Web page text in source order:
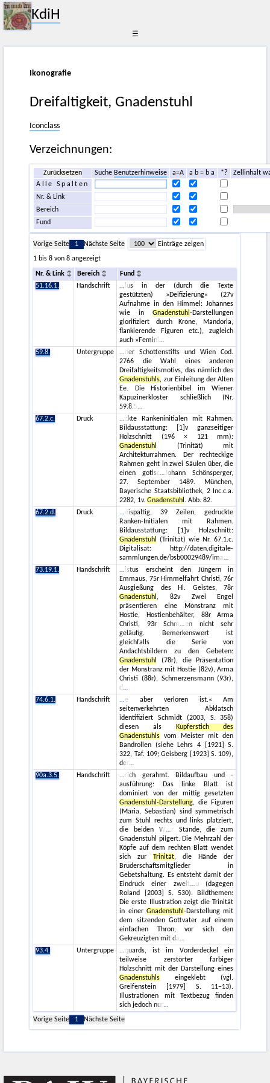
KdiH
☰
Ikonografie
Dreifaltigkeit, Gnadenstuhl
Iconclass
Verzeichnungen:
Zurücksetzen Suche Benutzerhinweise a=A a b = b a *?
Zellinhalt
Alle Spalten
Nr. & Link
Bereich
Fund
Vorige Seite 1 Nächste Seite
Einträge zeigen
1 bis 8 von 8 angezeigt
Nr. & Link Bereich
Fund
51.16.1.
Handschrift
lus in der (durch die Texte
gestützten) »Deifizierung« (27v
Aufnahme in den Himmel: Johannes
wie inGnadenstuhl-Darstellungen
glorifiziert durch Krone, Mandorla,
flankierende Figuren etc.), zugleich
auch »Femini
59.8.
Untergruppe
ner Schottenstifts und Wien Cod.
2766 die Wahl eines anderen
Dreifaltigkeitsmotivs, das nämlich des
Gnadenstuhls, zur Einleitung der Alten
Ee. Die Historienbibel im Wiener
Kapuzinerkloster schließlich (Nr.
59.8.5
67.2.c.
Druck
ckte Rankeninitialen mit Rahmen.
Bildausstattung: [1]v ganzseitiger
Holzschnitt (196 × 121 mm):
Gnadenstuhl
(Trinität) mit
Architekturrahmen. Der rechteckige
Rahmen geht in zwei Säulen über, die
einen gotisc
Johann Schönsperger,
27. September 1489. München,
Bayerische Staatsbibliothek, 2 Inc.c.a.
2282, 1v.Gnadenstuhl. Abb. 82.
67.2.d.
Druck
eispaltig, 39 Zeilen, gedruckte
Ranken-Initialen mit Rahmen.
Bildausstattung: [1]v Holzschnitt:
Gnadenstuhl
(Trinität) wie Nr. 67.1.c.
Digitalisat: http://daten.digitale-
sammlungen.de/bsb00029489/ima
73.19.1.
Handschrift
istus erscheint den Jüngern in
Emmaus, 75r Himmelfahrt Christi, 76r
Ausgießung des Hl. Geistes, 78r
Gnadenstuhl , 82v Zwei Engel
präsentieren eine Monstranz mit
Hostie, Hostienbehälter, 88r Arma
Christi, 93r Schm
en nicht sehr
geläufig. Bemerkenswert ist
gleichfalls die Serie von
Andachtsbildern zu den Gebeten:
Gnadenstuhl
(78r), die Präsentation
der Monstranz mit Hostie (82v), Arma
Christi (88r), Schmerzensmann (93r),
d
74.6.1.
Handschrift
e aber verloren ist.« Am
seitenverkehrten Abklatsch
identifiziert Schmidt (2003, S. 358)
diesen als
Kupferstich des
Gnadenstuhls vom Meister mit den
Bandrollen (siehe Lehrs 4 [1921] S.
322, Taf. 109; Geisberg [1923] S. 109),
der
90a.3.5.
Handschrift
rich gerahmt. Bildaufbau und -
ausführung: Das linke Blatt ist
dominiert von der mittig gesetzten
Gnadenstuhl-Darstellung, die Figuren
(Maria, Sebastian) sind symmetrisch
zum Stuhl rechts und links platziert,
die beiden W
r Stände, die zum
Gnadenstuhl pilgert. Die Mehrzahl der
Köpfe auf dem rechten Blatt wendet
sich zurTrinität, die Hände der
Bruderschaftsmitglieder in
Gebetshaltung. Es entsteht damit der
Eindruck einer zweit
u (dagegen
Roland [2003] S. 530). Bildthemen:
Die erste Illustration zeigt die Trinität
in einer Gnadenstuhl -Darstellung mit
dem sitzenden Gottvater auf einem
einfachen Thron, vor sich den
Gekreuzigten mit da
93.4.
Untergruppe
quards, ist im Vorderdeckel ein
teilweise zerstörter farbiger
Holzschnitt mit der Darstellung eines
Gnadenstuhls eingeklebt (vgl.
Greifenstein [1979] S. 11−13).
Illustrationen mit Textbezug finden
sich jedoch nur
Vorige Seite
1 Nächste Seite